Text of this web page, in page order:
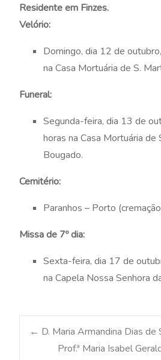
Residente em Finzes.
Velório:
Domingo, dia 12 de
na Casa Mortuária de S.
Funeral:
Segunda-feira, dia 13 de
horas na Casa Mortuária de
Bougado.
Cemitério:
Paranhos – Porto
Missa de 7º dia:
Sexta-feira, dia 17 de
na Capela Nossa Senhora
Post
← D. Maria Armandina Dias de
Prof.ª Maria Isabel